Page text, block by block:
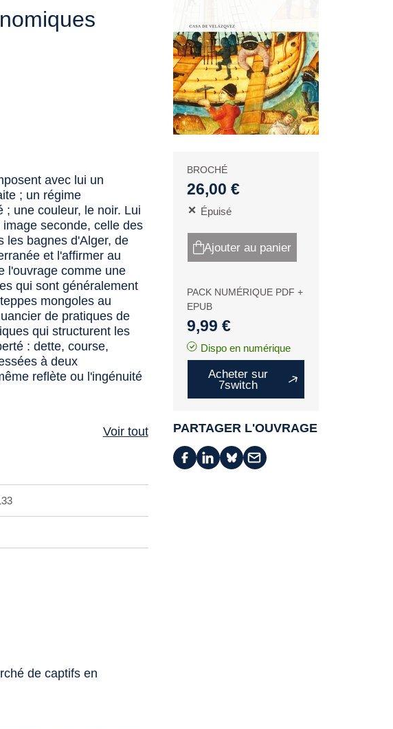
avec lui un
; un régime
; une couleur, le noir. Lui
seconde, celle des
les bagnes d'Alger, de
et l'affirmer au
l'ouvrage comme une
qui sont généralement
mongoles au
de pratiques de
qui structurent les
: dette, course,
à deux
reflète ou l'ingénuité
Voir tout
de captifs en
BROCHÉ
26,00 €
Épuisé
Ajouter au panier
PACK NUMÉRIQUE PDF +
EPUB
9,99 €
Dispo en numérique
Acheter sur
7switch
PARTAGER L'OUVRAGE